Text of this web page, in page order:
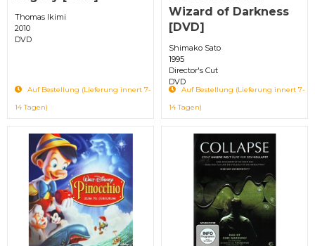
Thomas Ikimi
2010
DVD
Auf Bestellung (Lieferung innert 7-
14 Tagen)
Wizard of Darkness
[DVD]
Shimako Sato
1995
Director's Cut
DVD
Auf Bestellung (Lieferung innert 7-
14 Tagen)